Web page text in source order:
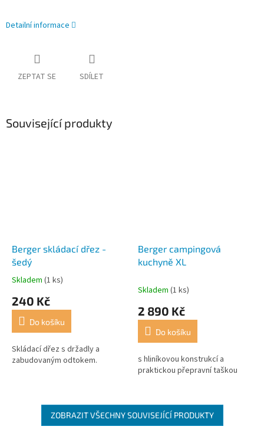
Detailní informace
ZEPTAT SE SDÍLET
Související produkty
Berger skládací dřez -
šedý
Průměrné
produktu
3,5
5
hvězdiček.
Skladem (1 ks)
240 Kč
Do košíku
Skládací dřez s držadly a
zabudovaným odtokem.
Berger campingová
kuchyně XL
Skladem (1 ks)
2 890 Kč
Do košíku
s hliníkovou konstrukcí a
praktickou přepravní taškou
ZOBRAZIT VŠECHNY SOUVISEJÍCÍ PRODUKTY